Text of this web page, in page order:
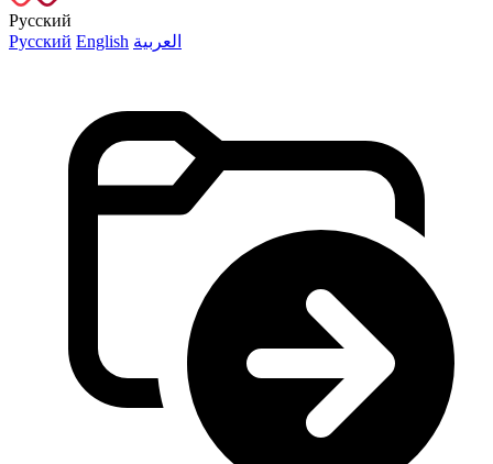
Русский
Русский English العربية